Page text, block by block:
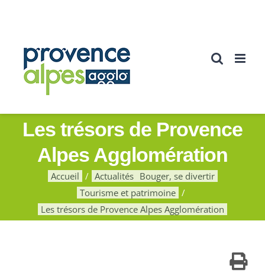
Les trésors de Provence
Alpes Agglomération
Accueil Actualités Bouger, se divertir
Tourisme et patrimoine
Les trésors de Provence Alpes Agglomération